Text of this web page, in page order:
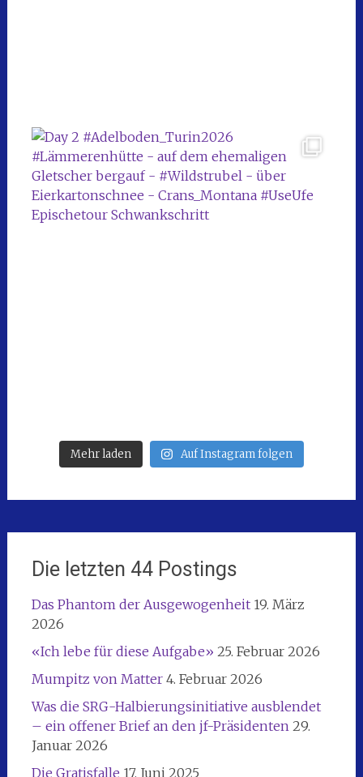
Mehr laden Auf Instagram folgen
Die letzten 44 Postings
Das Phantom der Ausgewogenheit 19. März
2026
«Ich lebe für diese Aufgabe» 25. Februar 2026
Mumpitz von Matter 4. Februar 2026
Was die SRG-Halbierungsinitiative ausblendet
– ein offener Brief an den jf-Präsidenten 29.
Januar 2026
Die Gratisfalle 17. Juni 2025